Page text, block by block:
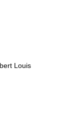
Louis